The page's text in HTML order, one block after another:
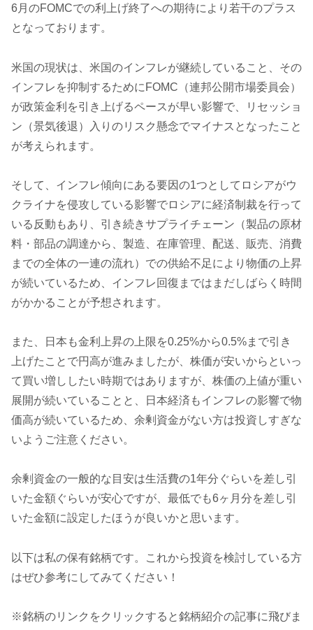
6月のFOMCでの利上げ終了への期待により若干のプラス
となっております。
米国の現状は、米国のインフレが継続していること、その
インフレを抑制するためにFOMC（連邦公開市場委員会）
が政策金利を引き上げるペースが早い影響で、リセッショ
ン（景気後退）入りのリスク懸念でマイナスとなったこと
が考えられます。
そして、インフレ傾向にある要因の1つとしてロシアがウ
クライナを侵攻している影響でロシアに経済制裁を行って
いる反動もあり、引き続きサプライチェーン（製品の原材
料・部品の調達から、製造、在庫管理、配送、販売、消費
までの全体の一連の流れ）での供給不足により物価の上昇
が続いているため、インフレ回復まではまだしばらく時間
がかかることが予想されます。
また、日本も金利上昇の上限を0.25%から0.5%まで引き
上げたことで円高が進みましたが、株価が安いからといっ
て買い増ししたい時期ではありますが、株価の上値が重い
展開が続いていることと、日本経済もインフレの影響で物
価高が続いているため、余剰資金がない方は投資しすぎな
いようご注意ください。
余剰資金の一般的な目安は生活費の1年分ぐらいを差し引
いた金額ぐらいが安心ですが、最低でも6ヶ月分を差し引
いた金額に設定したほうが良いかと思います。
以下は私の保有銘柄です。これから投資を検討している方
はぜひ参考にしてみてください！
※銘柄のリンクをクリックすると銘柄紹介の記事に飛びま